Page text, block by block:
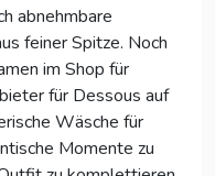
abnehmbare
feiner Spitze. Noch
im Shop für
für Dessous auf
Wäsche für
Momente zu